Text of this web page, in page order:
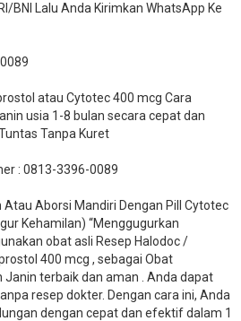
BNI Lalu Anda Kirimkan WhatsApp Ke
atau Cytotec 400 mcg Cara
usia 1-8 bulan secara cepat dan
Tanpa Kuret
: 0813-3396-0089​
Aborsi Mandiri Dengan Pill Cytotec
Kehamilan) “Menggugurkan
obat asli Resep Halodoc /
400 mcg , sebagai Obat
Janin terbaik dan aman . Anda dapat
resep dokter. Dengan cara ini, Anda
dengan cepat dan efektif dalam 1